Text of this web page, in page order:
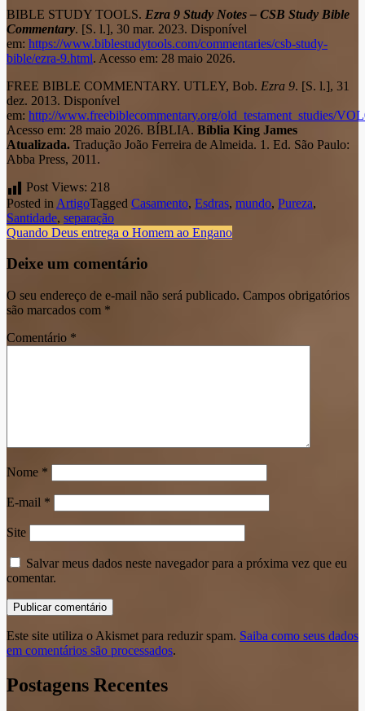
BIBLE STUDY TOOLS. Ezra 9 Study Notes – CSB Study Bible
Commentary. [S. l.], 30 mar. 2023. Disponível
em: https://www.biblestudytools.com/commentaries/csb-study-
bible/ezra-9.html. Acesso em: 28 maio 2026.
FREE BIBLE COMMENTARY. UTLEY, Bob. Ezra 9. [S. l.], 31
dez. 2013. Disponível
em: http://www.freebiblecommentary.org/old_testament_studies/
Acesso em: 28 maio 2026. BÍBLIA. Bíblia King James
Atualizada. Tradução João Ferreira de Almeida. 1. Ed. São Paulo:
Abba Press, 2011.
Post Views: 218
Posted in ArtigoTagged Casamento, Esdras, mundo, Pureza,
Santidade, separação
Navegação
do
Quando Deus entrega o Homem ao Engano
Deixe um comentário
O seu endereço de e-mail não será publicado. Campos obrigatórios
são marcados com *
Comentário *
Nome *
E-mail *
Site
Salvar meus dados neste navegador para a próxima vez que eu
comentar.
Este site utiliza o Akismet para reduzir spam. Saiba como seus dados
em comentários são processados.
Postagens Recentes